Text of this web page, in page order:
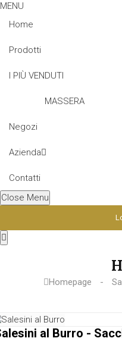
MENU
Home
Prodotti
I PIÙ VENDUTI
MASSERA
Negozi
Azienda
Contatti
Close Menu
Homepage
al Burro -